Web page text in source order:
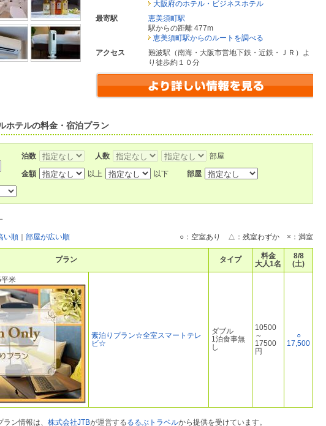
大阪府のホテル・ビジネスホテル
最寄駅
恵美須町駅
駅からの距離 477m
恵美須町駅からのルートを調べる
アクセス
難波駅（南海・大阪市営地下鉄・近鉄・ＪＲ）よ
り徒歩約１０分
ホテルの料金・宿泊プラン
泊数 人数 部屋
金額 以上 以下 部屋
い順 部屋が広い順 ○：空室あり △：残室わずか ×：満室
プラン タイプ
料金
大人1名
8/8
(土)
米
素泊りプラン☆全室スマートテレ
ビ☆
ダブル
1泊食事無
し
10500
～
17500
円
○
17,500
ン情報は、 株式会社JTBが運営するるるぶトラベルから提供を受けています。